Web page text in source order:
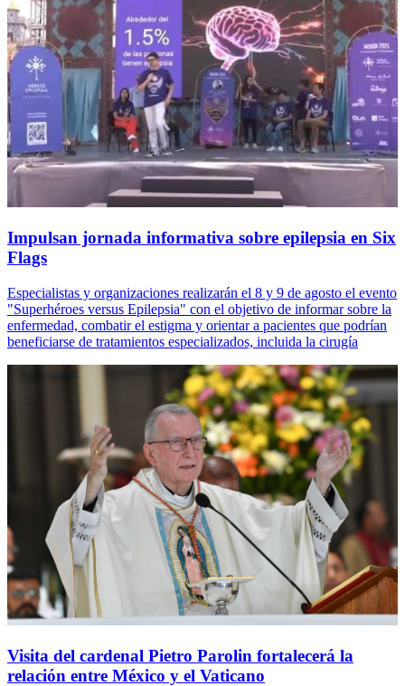
Impulsan jornada informativa sobre epilepsia en Six
Flags
Especialistas y organizaciones realizarán el 8 y 9 de agosto el evento
"Superhéroes versus Epilepsia" con el objetivo de informar sobre la
enfermedad, combatir el estigma y orientar a pacientes que podrían
beneficiarse de tratamientos especializados, incluida la cirugía
Visita del cardenal Pietro Parolin fortalecerá la
relación entre México y el Vaticano